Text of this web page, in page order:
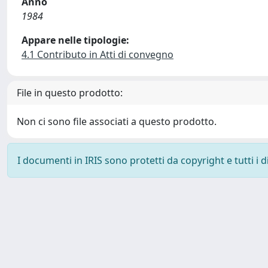
1984
Appare nelle tipologie:
4.1 Contributo in Atti di convegno
File in questo prodotto:
Non ci sono file associati a questo prodotto.
I documenti in IRIS sono protetti da copyright e tutti i